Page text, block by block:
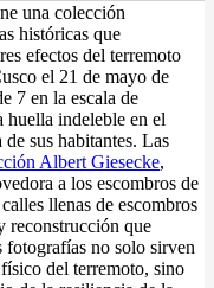
una colección
históricas que
efectos del terremoto
el 21 de mayo de
7 en la escala de
indeleble en el
sus habitantes. Las
Albert Giesecke,
a los escombros de
llenas de escombros
reconstrucción que
fotografías no solo sirven
del terremoto, sino